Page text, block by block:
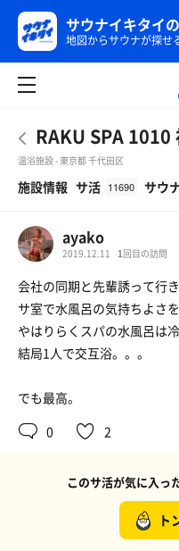
サウナイキタイ
地図からサウナが探せ
RAKU SPA 1010
温浴施設 - 東京都 千代田区
施設情報 サ活 11690 サウ
ayako
2019.12.11 1 回目の訪問
会社の同期と先輩誘って行き
サ室で水風呂の気持ちよさ
やはりらくスパの水風呂は
結局1人で交互浴。。。
でも最高。
0
2
このサ活が気に入っ
ト